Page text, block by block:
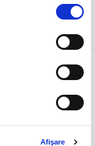
Afişare